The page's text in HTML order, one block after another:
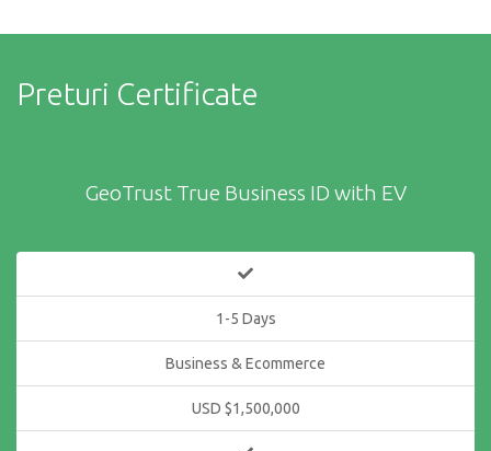
Preturi Certificate
GeoTrust True Business ID with EV
1-5 Days
Business & Ecommerce
USD $1,500,000